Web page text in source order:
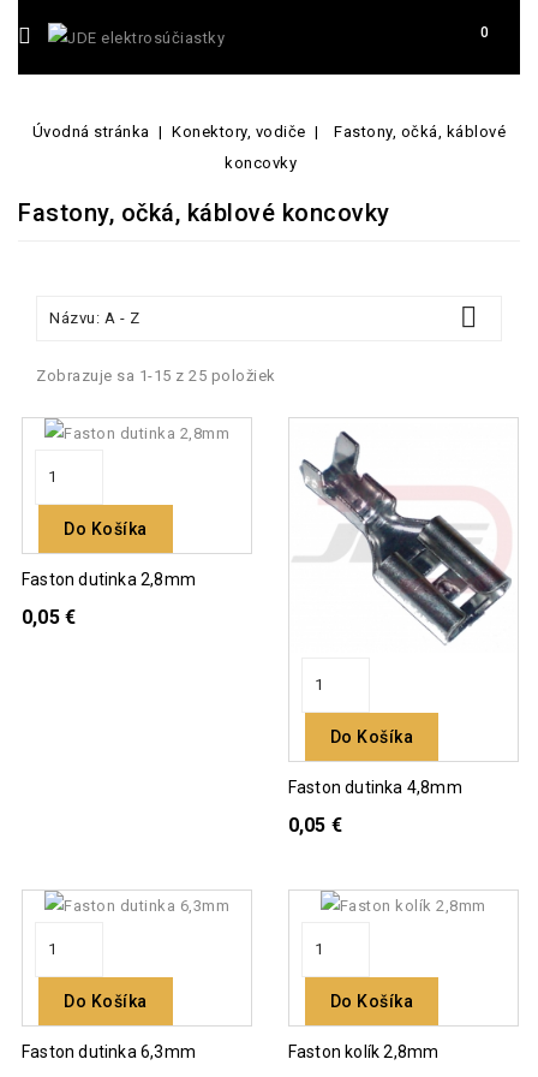
0
Úvodná stránka Konektory, vodiče
Fastony, očká, káblové
koncovky
Fastony, očká, káblové koncovky
Názvu: A - Z 
Zobrazuje sa 1-15 z 25 položiek
Do Košíka
Faston dutinka 2,8mm
0,05 €
Do Košíka
Faston dutinka 4,8mm
0,05 €
Do Košíka
Faston dutinka 6,3mm
Do Košíka
Faston kolík 2,8mm